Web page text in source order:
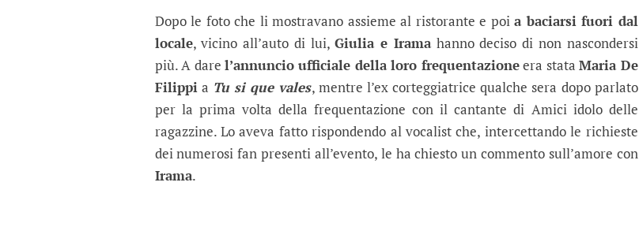
Dopo le foto che li mostravano assieme al ristorante e poia baciarsi fuori dal
locale, vicino all’auto di lui,Giulia e Iramahanno deciso di non nascondersi
più. A darel’annuncio ufficiale della loro frequentazioneera stataMaria De
Filippia Tu si que vales, mentre l’ex corteggiatrice qualche sera dopo parlato
per la prima volta della frequentazione con il cantante di Amici idolo delle
ragazzine. Lo aveva fatto rispondendo al vocalist che, intercettando le richieste
dei numerosi fan presenti all’evento, le ha chiesto un commento sull’amore con
Irama.